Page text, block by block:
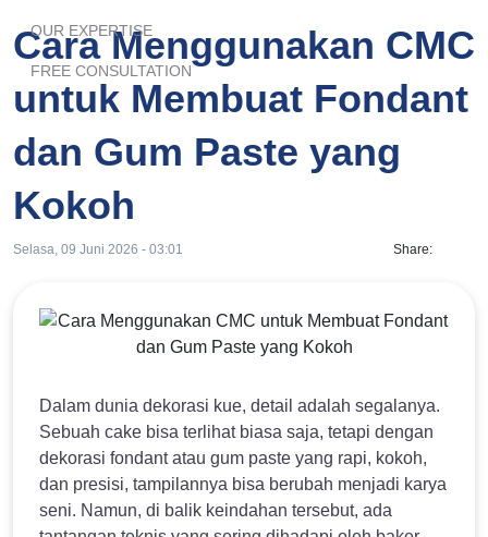
OUR EXPERTISE
FREE CONSULTATION
Cara Menggunakan CMC
untuk Membuat Fondant
dan Gum Paste yang
Kokoh
Selasa, 09 Juni 2026 - 03:01 Share:
Dalam dunia dekorasi kue, detail adalah segalanya.
Sebuah cake bisa terlihat biasa saja, tetapi dengan
dekorasi fondant atau gum paste yang rapi, kokoh,
dan presisi, tampilannya bisa berubah menjadi karya
seni. Namun, di balik keindahan tersebut, ada